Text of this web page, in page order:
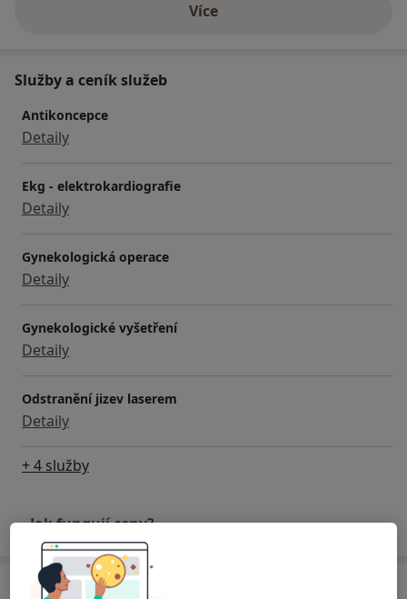
Víceo zkušenostech
Služby a ceník služeb
Antikoncepce
Detaily
Ekg - elektrokardiografie
Detaily
Gynekologická operace
Detaily
Gynekologické vyšetření
Detaily
Odstranění jizev laserem
Detaily
+ 4 služby
Jak fungují ceny?
Adresa